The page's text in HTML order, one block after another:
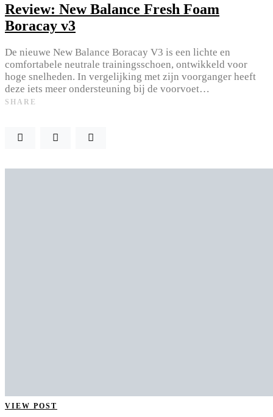
Review: New Balance Fresh Foam
Boracay v3
De nieuwe New Balance Boracay V3 is een lichte en
comfortabele neutrale trainingsschoen, ontwikkeld voor
hoge snelheden. In vergelijking met zijn voorganger heeft
deze iets meer ondersteuning bij de voorvoet…
SHARE
VIEW POST